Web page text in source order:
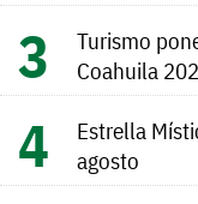
Turismo
Coahuila
Estrella
agosto